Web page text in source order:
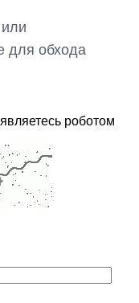
для обхода
роботом